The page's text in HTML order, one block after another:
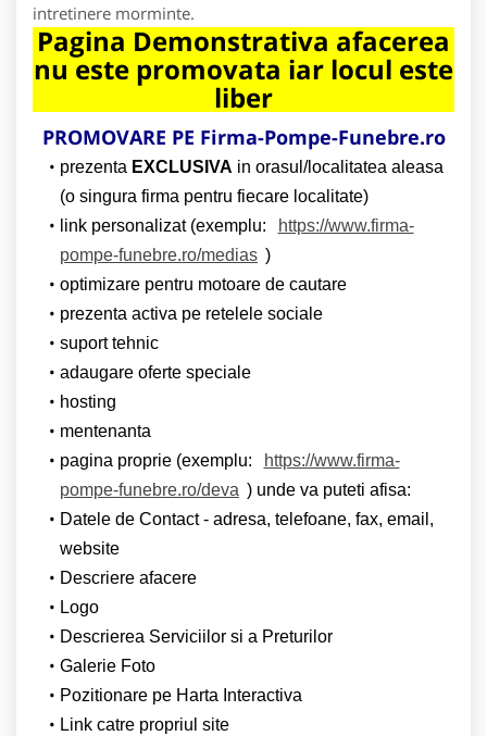
intretinere morminte.
Pagina Demonstrativa afacerea
nu este promovata iar locul este
liber
PROMOVARE PE Firma-Pompe-Funebre.ro
prezenta EXCLUSIVA in orasul/localitatea aleasa
(o singura firma pentru fiecare localitate)
link personalizat (exemplu:
https://www.firma-
pompe-funebre.ro/medias )
optimizare pentru motoare de cautare
prezenta activa pe retelele sociale
suport tehnic
adaugare oferte speciale
hosting
mentenanta
pagina proprie (exemplu:
https://www.firma-
pompe-funebre.ro/deva ) unde va puteti afisa:
Datele de Contact - adresa, telefoane, fax, email,
website
Descriere afacere
Logo
Descrierea Serviciilor si a Preturilor
Galerie Foto
Pozitionare pe Harta Interactiva
Link catre propriul site